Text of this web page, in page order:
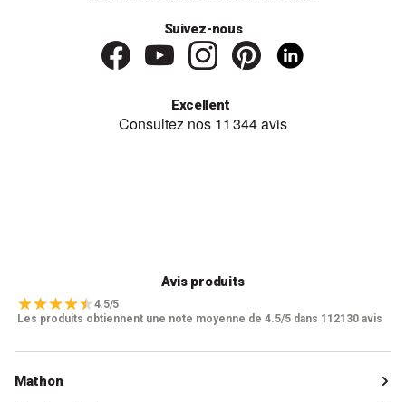
Suivez-nous
Excellent
Avis produits
4.5/5
Les produits obtiennent une note moyenne de 4.5/5 dans 112130 avis
Mathon